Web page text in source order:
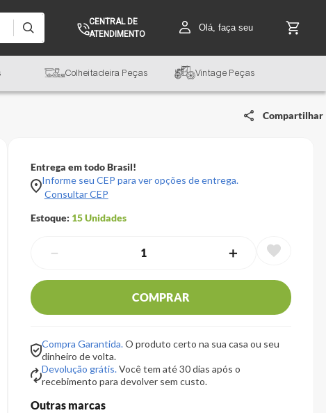
CENTRAL DE
ATENDIMENTO
Olá, faça seu
Colheitadeira Peças Vintage Peças
Compartilhar
Entrega em todo Brasil!
Informe seu CEP para ver opções de entrega.
Consultar CEP
Estoque: 15Unidades
＋
－
COMPRAR
Compra Garantida.O produto certo na sua casa ou seu
dinheiro de volta.
Devolução grátis.Você tem até 30 dias após o
recebimento para devolver sem custo.
Outras marcas